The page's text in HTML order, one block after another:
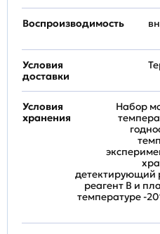
Воспроизводимость
Условия
доставки
Условия
хранения
Набор
детектирующий
реагент B и
температуре -